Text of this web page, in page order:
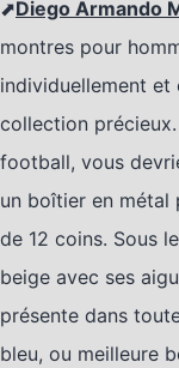
⬈Diego Armando
montres pour
individuellement
collection
football, vous
un boîtier en métal
de 12 coins. Sous
beige avec ses
présente dans
bleu, ou meilleure